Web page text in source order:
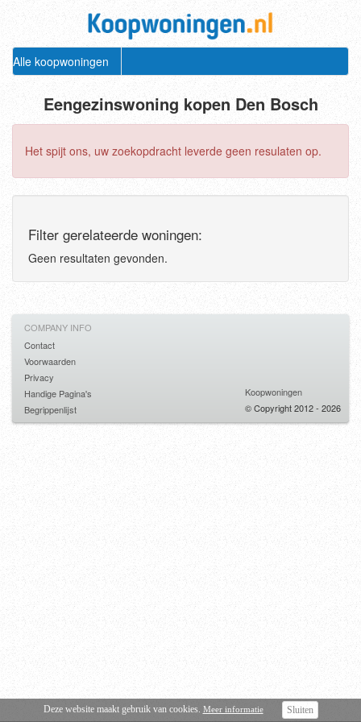
Alle koopwoningen
Eengezinswoning kopen Den Bosch
Het spijt ons, uw zoekopdracht leverde geen resulaten op.
Filter gerelateerde woningen:
Geen resultaten gevonden.
Deze website maakt gebruik van cookies. Meer informatie Sluiten
COMPANY INFO
Contact
Voorwaarden
Privacy
Handige Pagina's
Begrippenlijst
Koopwoningen
© Copyright 2012 - 2026